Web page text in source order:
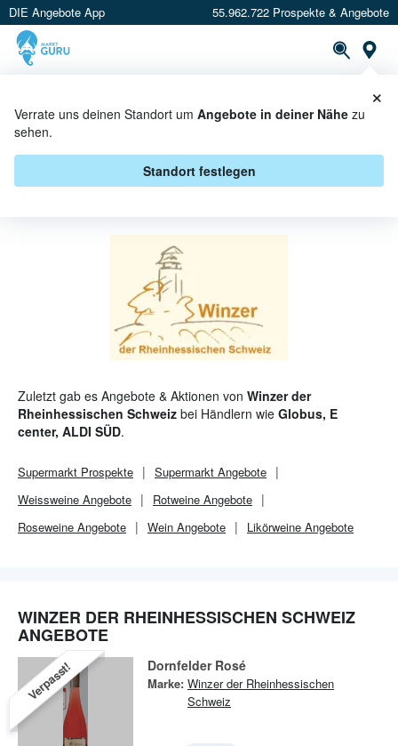
DIE Angebote App 55.962.722 Prospekte & Angebote
Verrate uns deinen Standort um Angebote in deiner Nähe zu
sehen.
Standort festlegen
×
WINZER DER RHEINHESSISCHEN
SCHWEIZ ANGEBOTE &
AKTIONEN
Zuletzt gab es Angebote & Aktionen von Winzer der
Rheinhessischen Schweiz bei Händlern wie Globus, E
center, ALDI SÜD.
Supermarkt Prospekte Supermarkt Angebote
Weissweine Angebote
Rotweine Angebote
Roseweine Angebote
Wein Angebote Likörweine Angebote
WINZER DER RHEINHESSISCHEN SCHWEIZ
ANGEBOTE
Verpasst! Dornfelder Rosé
Marke: Winzer der Rheinhessischen
Schweiz